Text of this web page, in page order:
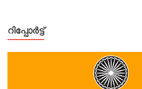
റിപ്പോര്‍ട്ട്